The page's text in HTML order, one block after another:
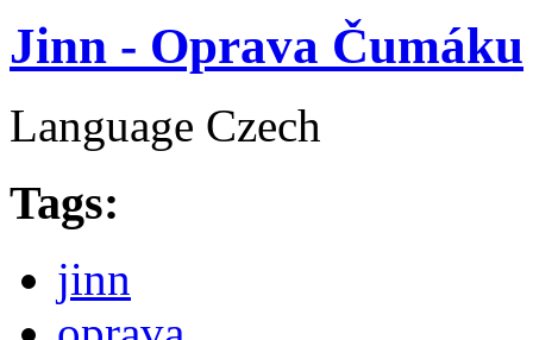
Jinn - Oprava Čumáku
Language Czech
Tags:
jinn